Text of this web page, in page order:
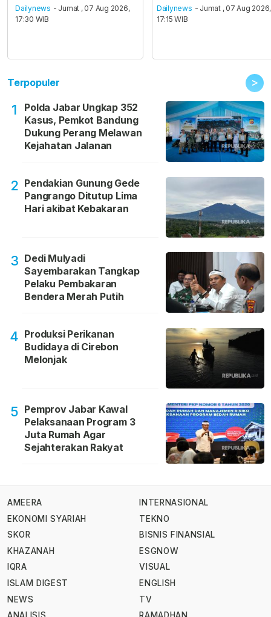
Dailynews - Jumat , 07 Aug 2026,
17:30 WIB
Dailynews - Jumat , 07 Aug 2026,
17:15 WIB
Terpopuler >
1
Polda Jabar Ungkap 352
Kasus, Pemkot Bandung
Dukung Perang Melawan
Kejahatan Jalanan
2 Pendakian Gunung Gede
Pangrango Ditutup Lima
Hari akibat Kebakaran
3 Dedi Mulyadi
Sayembarakan Tangkap
Pelaku Pembakaran
Bendera Merah Putih
4 Produksi Perikanan
Budidaya di Cirebon
Melonjak
5 Pemprov Jabar Kawal
Pelaksanaan Program 3
Juta Rumah Agar
Sejahterakan Rakyat
AMEERA
EKONOMI SYARIAH
SKOR
KHAZANAH
IQRA
ISLAM DIGEST
NEWS
INTERNASIONAL
TEKNO
BISNIS FINANSIAL
ESGNOW
VISUAL
ENGLISH
TV